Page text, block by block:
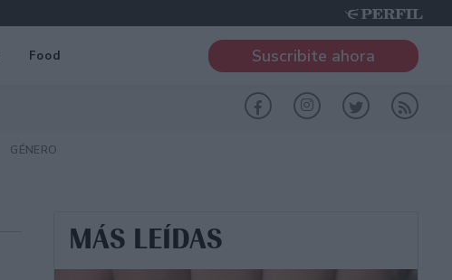
Food Suscribite ahora
GÉNERO
MÁS LEÍDAS